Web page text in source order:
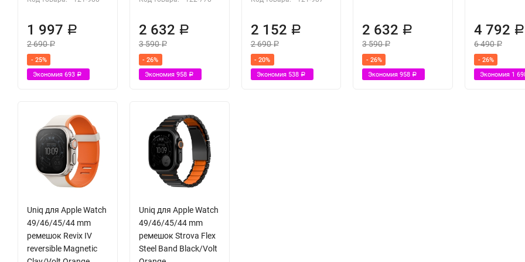
1 997 Р
2 690Р
- 25%
Экономия 693 Р
2 632 Р
3 590Р
- 26%
Экономия 958 Р
2 152 Р
2 690Р
- 20%
Экономия 538 Р
2 632 Р
3 590Р
- 26%
Экономия958Р
4 792 Р
6 490Р
- 26%
Экономия 1
Uniq для Apple Watch
49/46/45/44 mm
ремешок Revix IV
reversible Magnetic
Uniq для Apple Watch
49/46/45/44 mm
ремешок Strova Flex
Steel Band Black/Volt